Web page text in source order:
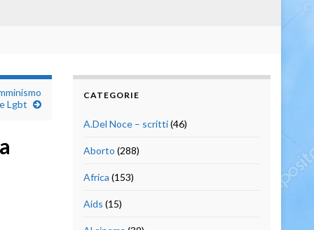
Lgbt
CATEGORIE
A.Del Noce – scritti(46)
Aborto (288)
Africa (153)
Aids (15)